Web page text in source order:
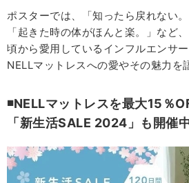
ポスターでは、「知ったら戻れない
「起きた時の体がほんと楽。」など
頃から愛用しているインフルエンサ
NELLマットレスへの愛やその魅力を
◾️NELLマットレスを最大15％
「新生活SALE 2024」も開催